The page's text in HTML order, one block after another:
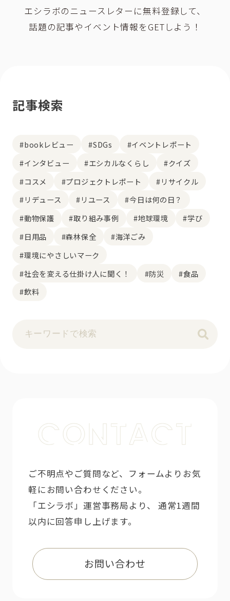
エシラボのニュースレターに無料登録して、
話題の記事やイベント情報をGETしよう！
記事検索
#bookレビュー #SDGs
#イベントレポート
#インタビュー
#エシカルなくらし
#クイズ
#コスメ
#プロジェクトレポート
#リサイクル
#リデュース
#リユース
#今日は何の日？
#動物保護
#取り組み事例 #地球環境
#学び
#日用品
#森林保全
#海洋ごみ
#環境にやさしいマーク
#社会を変える仕掛け人に聞く！
#防災
#食品
#飲料
ご不明点やご質問など、フォームよりお気
軽にお問い合わせください。
「エシラボ」運営事務局より、 通常1週間
以内に回答申し上げます。
お問い合わせ